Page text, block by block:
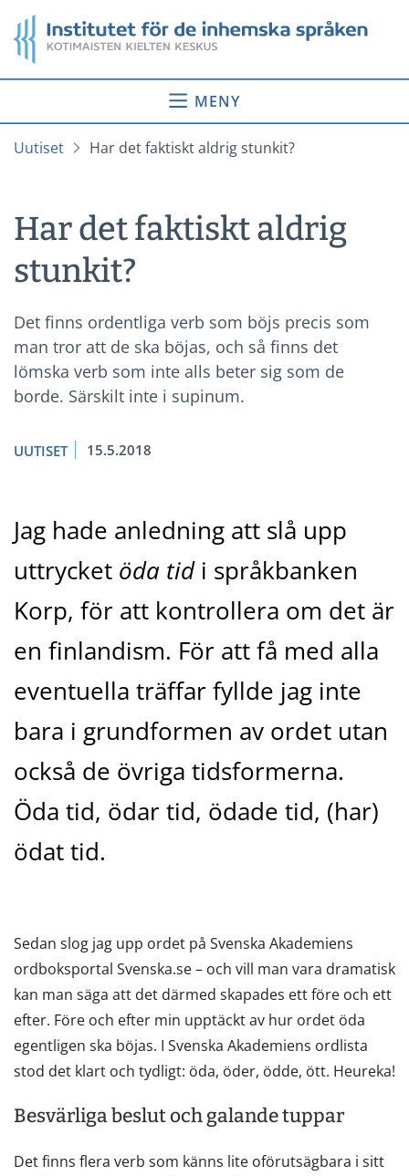
till
innehåll
Startsida
MENY
Uutiset Har det faktiskt aldrig stunkit?
Har det faktiskt aldrig
stunkit?
Det finns ordentliga verb som böjs precis som
man tror att de ska böjas, och så finns det
lömska verb som inte alls beter sig som de
borde. Särskilt inte i supinum.
UUTISET 15.5.2018
Jag hade anledning att slå upp
uttrycket öda tidi språkbanken
Korp, för att kontrollera om det är
en finlandism. För att få med alla
eventuella träffar fyllde jag inte
bara i grundformen av ordet utan
också de övriga tidsformerna.
Öda tid, ödar tid, ödade tid, (har)
ödat tid.
Sedan slog jag upp ordet på Svenska Akademiens
ordboksportal Svenska.se – och vill man vara dramatisk
kan man säga att det därmed skapades ett före och ett
efter. Före och efter min upptäckt av hur ordet öda
egentligen ska böjas. I Svenska Akademiens ordlista
stod det klart och tydligt: öda, öder, ödde, ött. Heureka!
Besvärliga beslut och galande tuppar
Det finns flera verb som känns lite oförutsägbara i sitt